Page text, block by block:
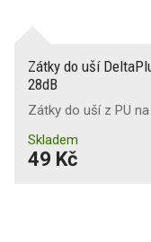
Zátky do uší
28dB
Zátky do uší z PU
Skladem
49 Kč